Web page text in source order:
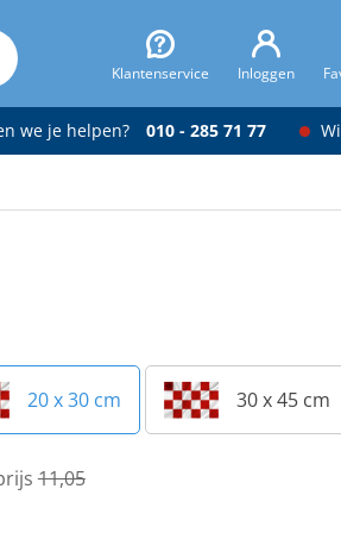
Klantenservice Inloggen
we je helpen? 010 - 285 71 77
20 x 30 cm 30 x 45 cm
11,05